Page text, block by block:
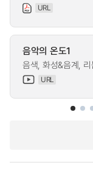
URL
음악의 온도1
음색, 화성&음계,
URL